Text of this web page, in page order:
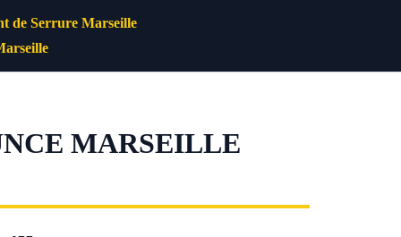
de Serrure Marseille
MARSEILLE